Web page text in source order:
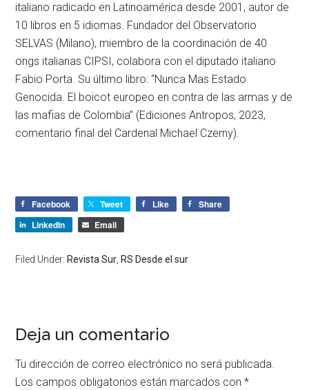
italiano radicado en Latinoamérica desde 2001, autor de
10 libros en 5 idiomas. Fundador del Observatorio
SELVAS (Milano), miembro de la coordinación de 40
ongs italianas CIPSI, colabora con el diputado italiano
Fabio Porta. Su último libro: “Nunca Mas Estado
Genocida. El boicot europeo en contra de las armas y de
las mafias de Colombia” (Ediciones Antropos, 2023,
comentario final del Cardenal Michael Czerny).
Facebook Tweet Like
Share
LinkedIn
Email
Filed Under: Revista Sur, RS Desde el sur
Deja un comentario
Tu dirección de correo electrónico no será publicada.
Los campos obligatorios están marcados con*